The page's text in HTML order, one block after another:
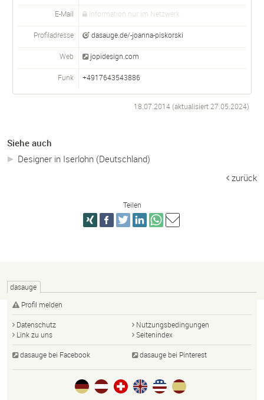
E-Mail Information nur im Netzwerk
Profiladresse dasauge.de/-joanna-piskorski
Web jopidesign.com
Funk +4917643543886
18.07.2014 (aktualisiert 27.05.2024)
Siehe auch
Designer in Iserlohn (Deutschland)
zurück
Teilen
dasauge
Profil melden
Datenschutz
Nutzungsbedingungen
Link zu uns
Seitenindex
dasauge bei Facebook dasauge bei Pinterest